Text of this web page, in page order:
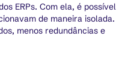
ERPs. Com ela, é possível
de maneira isolada.
menos redundâncias e